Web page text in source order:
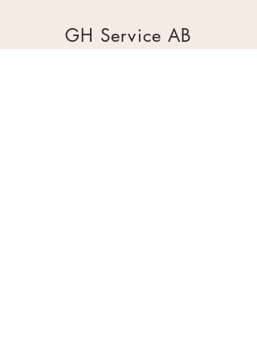
GH Service AB